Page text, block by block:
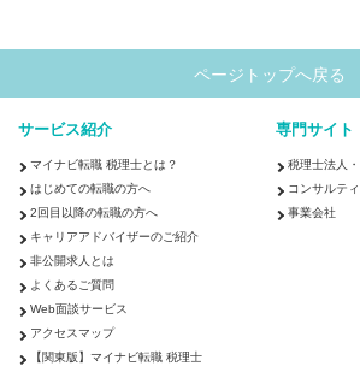
ページトップへ戻る
サービス紹介
マイナビ転職 税理士とは？
はじめての転職の方へ
2回目以降の転職の方へ
キャリアアドバイザーのご紹介
非公開求人とは
よくあるご質問
Web面談サービス
アクセスマップ
【関東版】マイナビ転職 税理士
専門サイト
税理士法人
コンサルテ
事業会社